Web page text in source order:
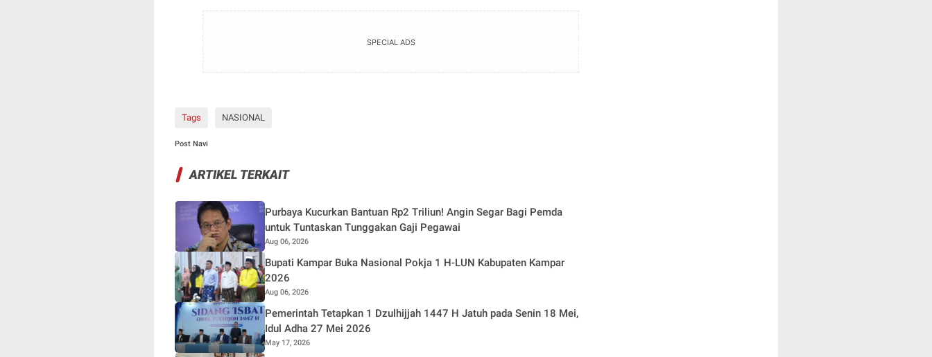
SPECIAL ADS
Tags NASIONAL
Post Navi
ARTIKEL TERKAIT
Purbaya Kucurkan Bantuan Rp2 Triliun! Angin Segar Bagi Pemda
untuk Tuntaskan Tunggakan Gaji Pegawai
Aug 06, 2026
Bupati Kampar Buka Nasional Pokja 1 H-LUN Kabupaten Kampar
2026
Aug 06, 2026
Pemerintah Tetapkan 1 Dzulhijjah 1447 H Jatuh pada Senin 18 Mei,
Idul Adha 27 Mei 2026
May 17, 2026